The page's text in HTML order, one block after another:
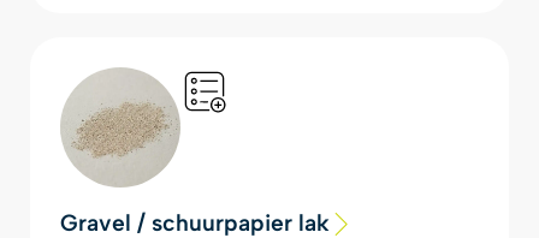
Gravel / schuurpapier lak